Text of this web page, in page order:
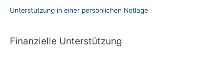
Unterstützung in einer persönlichen Notlage
Finanzielle Unterstützung